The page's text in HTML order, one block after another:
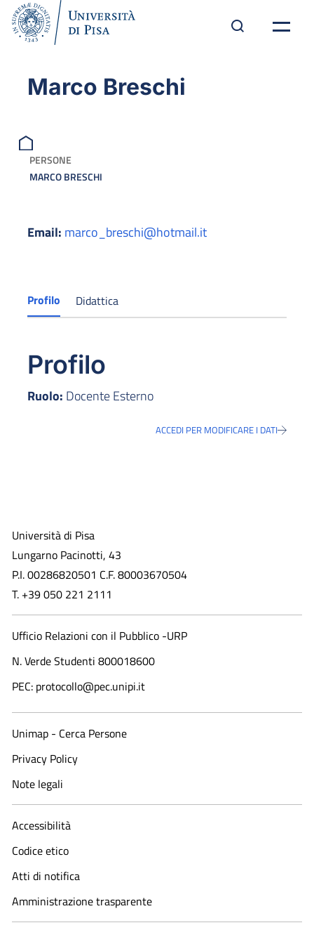
Marco Breschi
PERSONE
MARCO BRESCHI
Email: marco_breschi@hotmail.it
Profilo Didattica
Profilo
Ruolo: Docente Esterno
ACCEDI PER MODIFICARE I DATI
Università di Pisa
Lungarno Pacinotti, 43
P.I. 00286820501 C.F. 80003670504
T. +39 050 221 2111
Ufficio Relazioni con il Pubblico -URP
N. Verde Studenti 800018600​
PEC: protocollo@pec.unipi.it
Unimap - Cerca Persone
Privacy Policy
Note legali
Accessibilità
Codice etico
Atti di notifica
Amministrazione trasparente